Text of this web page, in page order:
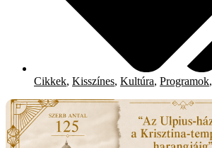
Cikkek, Kisszínes, Kultúra, Programok,